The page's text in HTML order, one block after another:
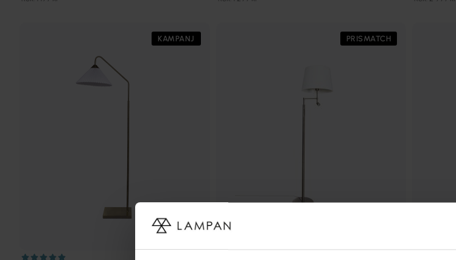
KAMPANJ PRISMATCH